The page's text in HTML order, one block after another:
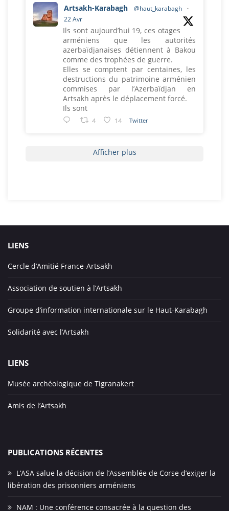
Artsakh-Karabagh @haut_karabagh
·
22 Avr
Ils sont aujourd’hui 19, ces otages
arméniens que les autorités
azerbaïdjanaises détiennent à Bakou
comme des trophées de guerre.
Elles se comptent par centaines, les
destructions du patrimoine arménien
commises par l’Azerbaïdjan en
Artsakh après le déplacement forcé.
Ils sont
4 14 Twitter
Afficher plus
LIENS
Cercle d’Amitié France-Artsakh
Association de soutien à l’Artsakh
Groupe d’information internationale sur le Haut-Karabagh
Solidarité avec l’Artsakh
LIENS
Musée archéologique de Tigranakert
Amis de l’Artsakh
PUBLICATIONS RÉCENTES
L’ASA salue la décision de l’Assemblée de Corse d’exiger la
libération des prisonniers arméniens
NAM : Une conférence consacrée à la question des